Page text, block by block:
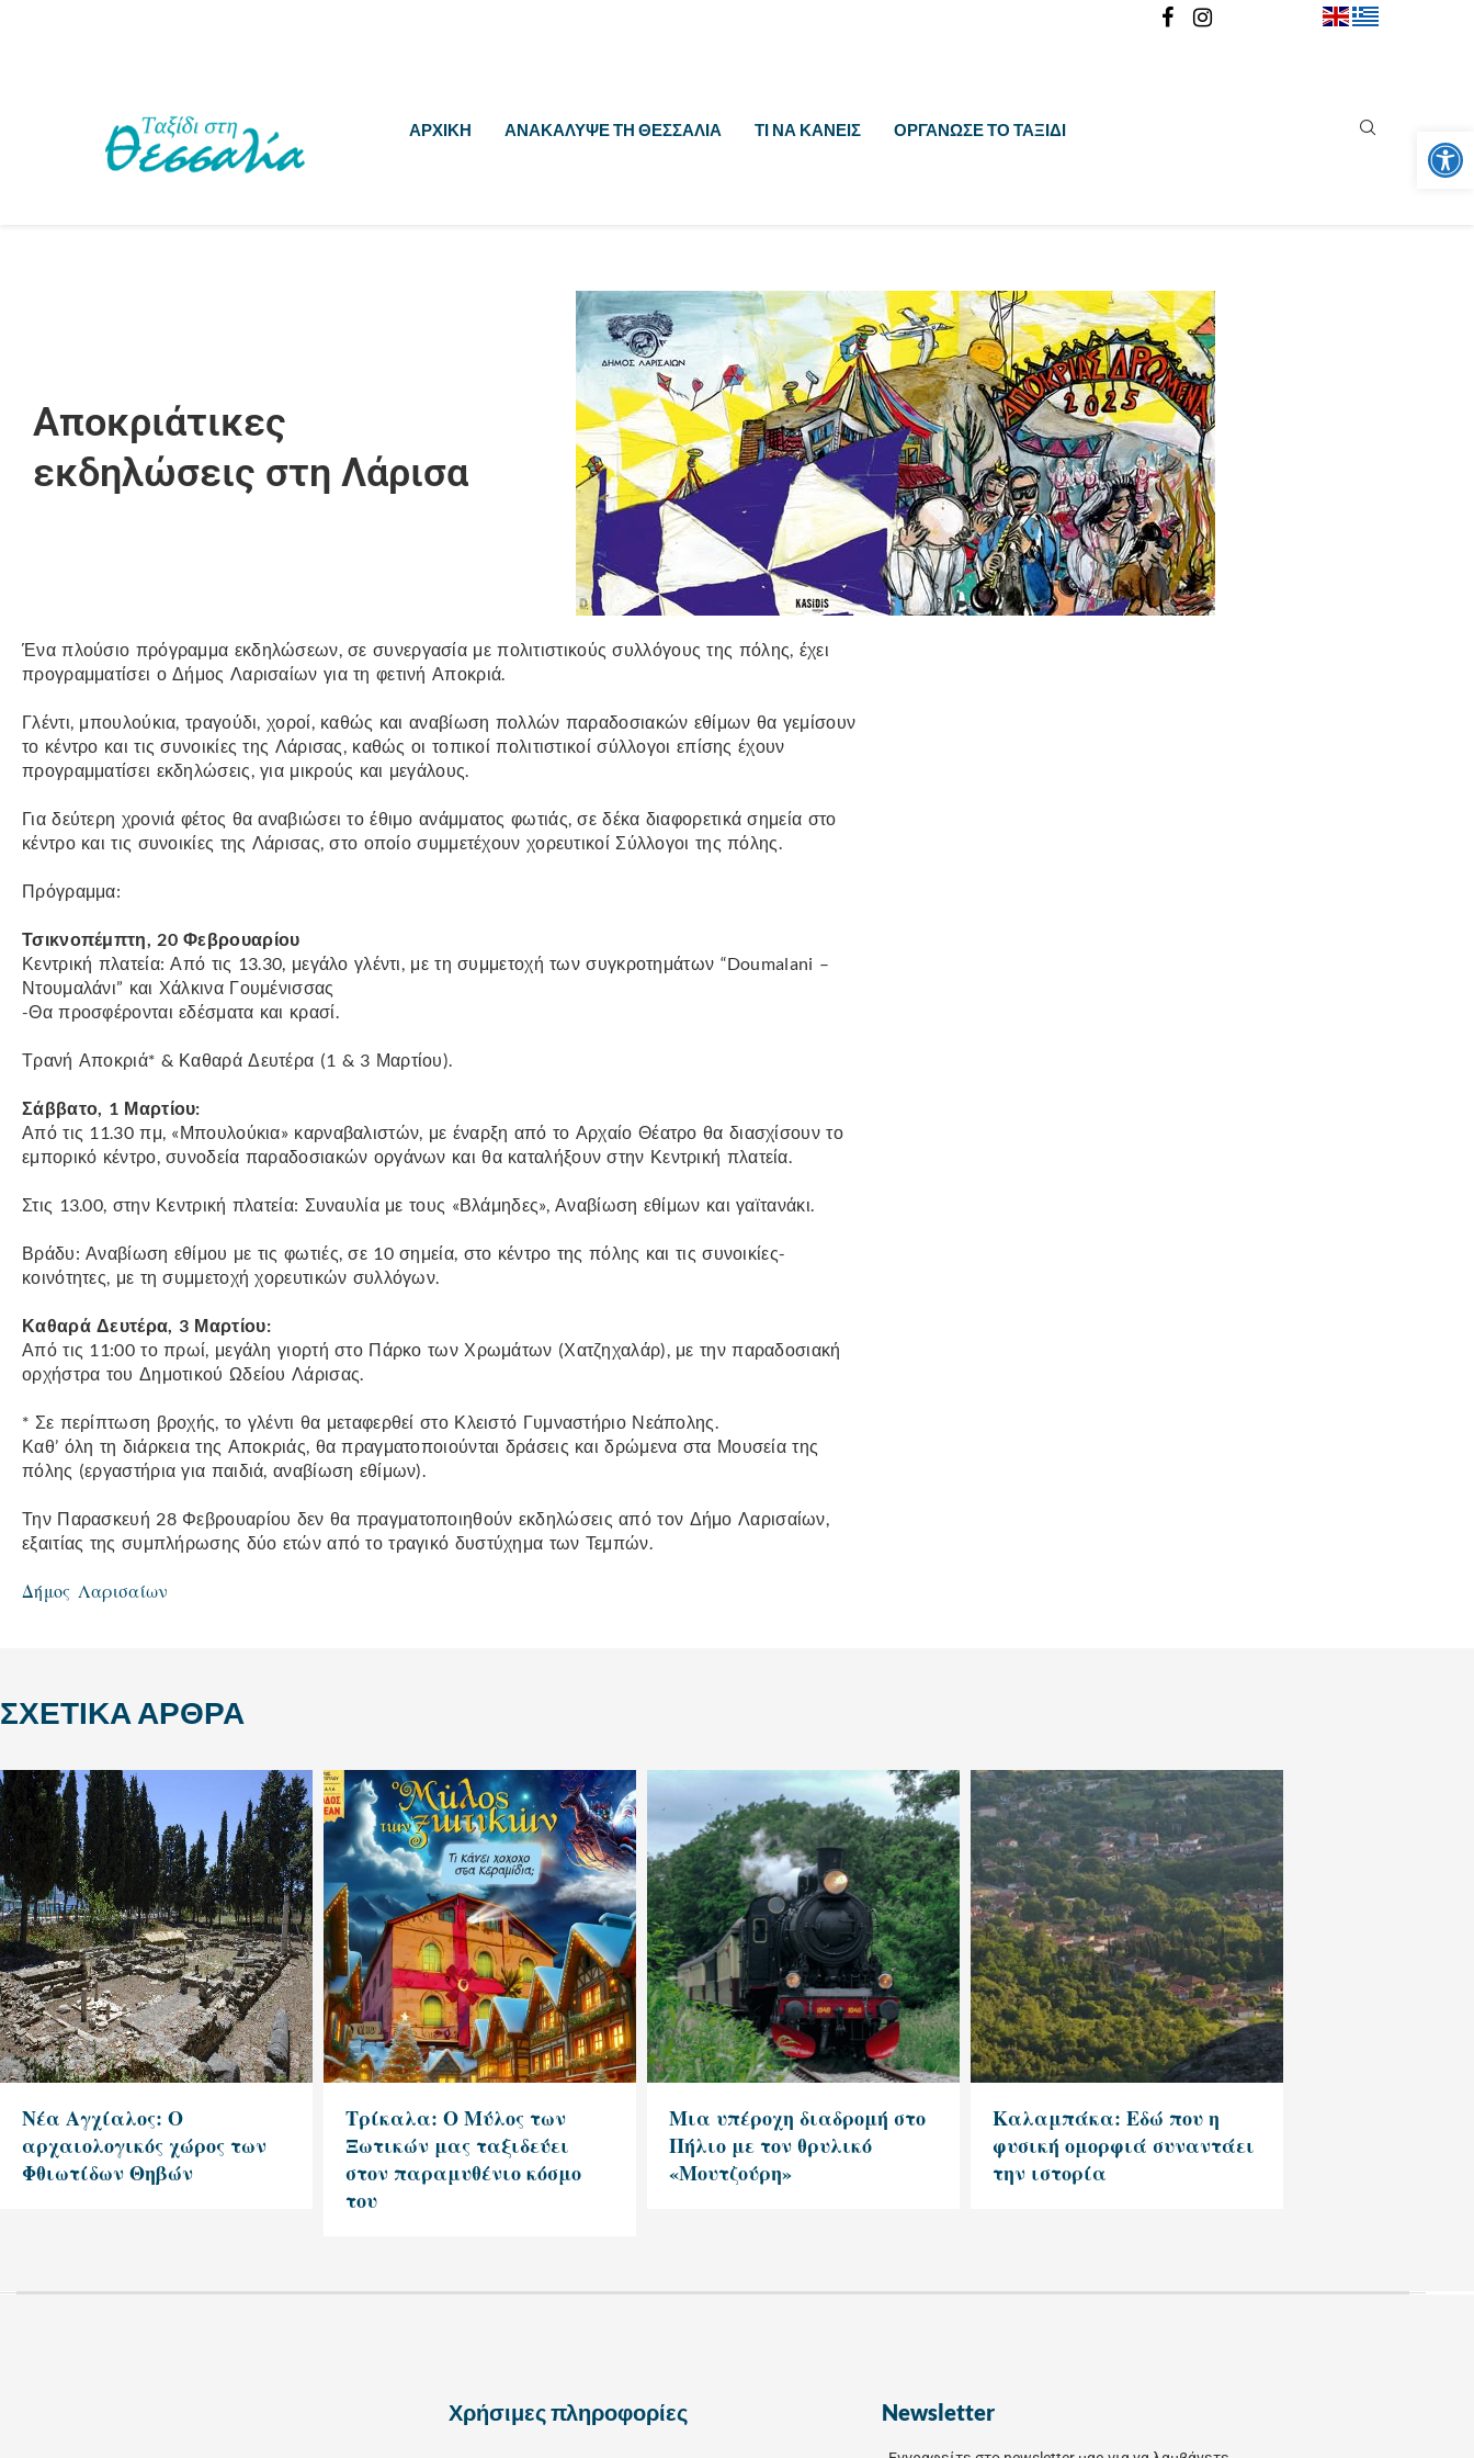
ΑΡΧΙΚΗ ΑΝΑΚΆΛΥΨΕ ΤΗ ΘΕΣΣΑΛΊΑ ΤΙ ΝΑ ΚΆΝΕΙΣ ΟΡΓΆΝΩΣΕ ΤΟ ΤΑΞΊΔΙ
Αποκριάτικες
εκδηλώσεις στη Λάρισα
Ένα πλούσιο πρόγραμμα εκδηλώσεων, σε συνεργασία με πολιτιστικούς συλλόγους της πόλης, έχει
προγραμματίσει ο Δήμος Λαρισαίων για τη φετινή Αποκριά.
Γλέντι, μπουλούκια, τραγούδι, χοροί, καθώς και αναβίωση πολλών παραδοσιακών εθίμων θα γεμίσουν
το κέντρο και τις συνοικίες της Λάρισας, καθώς οι τοπικοί πολιτιστικοί σύλλογοι επίσης έχουν
προγραμματίσει εκδηλώσεις, για μικρούς και μεγάλους.
Για δεύτερη χρονιά φέτος θα αναβιώσει το έθιμο ανάμματος φωτιάς, σε δέκα διαφορετικά σημεία στο
κέντρο και τις συνοικίες της Λάρισας, στο οποίο συμμετέχουν χορευτικοί Σύλλογοι της πόλης.
Πρόγραμμα:
Τσικνοπέμπτη, 20 Φεβρουαρίου
Κεντρική πλατεία: Από τις 13.30, μεγάλο γλέντι, με τη συμμετοχή των συγκροτημάτων “Doumalani –
Ντουμαλάνι” και Χάλκινα Γουμένισσας
-Θα προσφέρονται εδέσματα και κρασί.
Τρανή Αποκριά* & Καθαρά Δευτέρα (1 & 3 Μαρτίου).
Σάββατο, 1 Μαρτίου:
Από τις 11.30 πμ, «Μπουλούκια» καρναβαλιστών, με έναρξη από το Αρχαίο Θέατρο θα διασχίσουν το
εμπορικό κέντρο, συνοδεία παραδοσιακών οργάνων και θα καταλήξουν στην Κεντρική πλατεία.
Στις 13.00, στην Κεντρική πλατεία: Συναυλία με τους «Βλάμηδες», Αναβίωση εθίμων και γαϊτανάκι.
Βράδυ: Αναβίωση εθίμου με τις φωτιές, σε 10 σημεία, στο κέντρο της πόλης και τις συνοικίες-
κοινότητες, με τη συμμετοχή χορευτικών συλλόγων.
Καθαρά Δευτέρα, 3 Μαρτίου:
Από τις 11:00 το πρωί, μεγάλη γιορτή στο Πάρκο των Χρωμάτων (Χατζηχαλάρ), με την παραδοσιακή
ορχήστρα του Δημοτικού Ωδείου Λάρισας.
* Σε περίπτωση βροχής, το γλέντι θα μεταφερθεί στο Κλειστό Γυμναστήριο Νεάπολης.
Καθ’ όλη τη διάρκεια της Αποκριάς, θα πραγματοποιούνται δράσεις και δρώμενα στα Μουσεία της
πόλης (εργαστήρια για παιδιά, αναβίωση εθίμων).
Την Παρασκευή 28 Φεβρουαρίου δεν θα πραγματοποιηθούν εκδηλώσεις από τον Δήμο Λαρισαίων,
εξαιτίας της συμπλήρωσης δύο ετών από το τραγικό δυστύχημα των Τεμπών.
Δήμος Λαρισαίων
ΣΧΕΤΙΚΆ ΆΡΘΡΑ
Νέα Αγχίαλος: Ο
αρχαιολογικός χώρος των
Φθιωτίδων Θηβών
Τρίκαλα: Ο Μύλος των
Ξωτικών μας ταξιδεύει
στον παραμυθένιο κόσμο
του
Μια υπέροχη διαδρομή στο
Πήλιο με τον θρυλικό
«Μουτζούρη»
Καλαμπάκα: Εδώ που η
φυσική ομορφιά συναντάει
την ιστορία
Χρήσιμες πληροφορίες Newsletter